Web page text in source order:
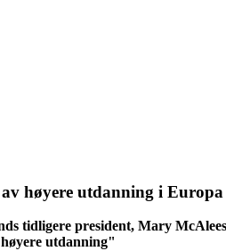
høyere utdanning i Europa
tidligere president, Mary
utdanning"